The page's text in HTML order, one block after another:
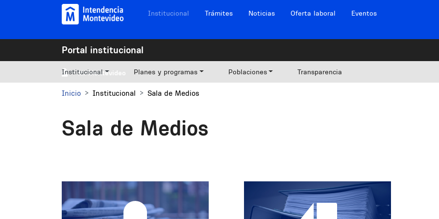
Pasar al contenido principal Navegación sitios
Institucional Trámites Noticias Oferta laboral Eventos
Portal institucional
Mi Montevideo
Institucional Planes y programas Poblaciones Transparencia
Inicio Institucional Sala de Medios
Sala de Medios